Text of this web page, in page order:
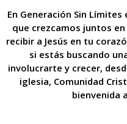
En Generación Sin
que crezcamos juntos
recibir a Jesús en tu
si estás buscando
involucrarte y crecer,
iglesia, Comunidad
bienvenida